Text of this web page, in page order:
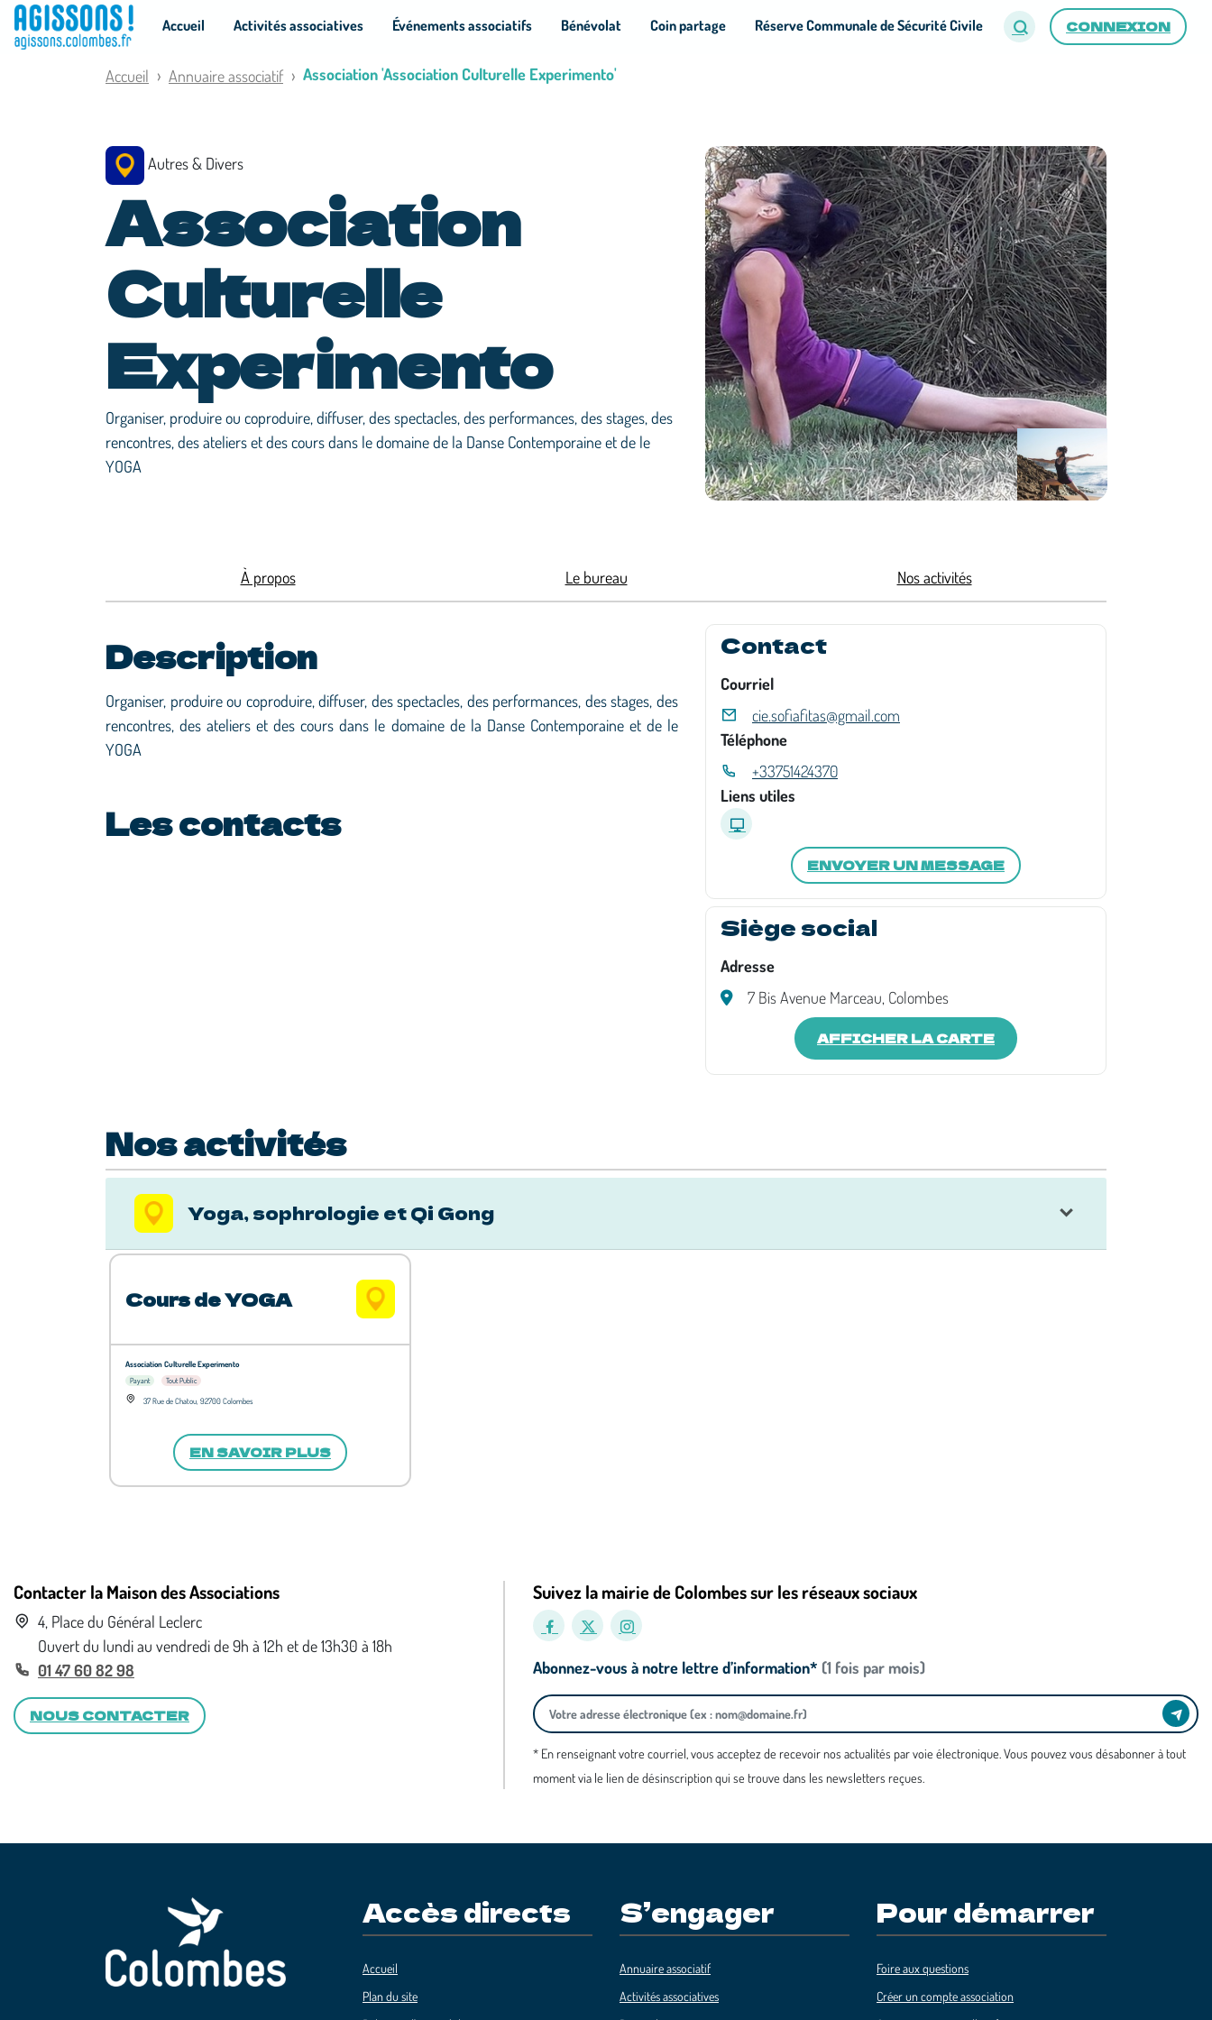
CONNEXION
Accueil Activités associatives Événements associatifs Bénévolat Coin partage Réserve Communale de Sécurité Civile
Accueil Annuaire associatif Association 'Association Culturelle Experimento'
Autres & Divers
Association
Culturelle
Experimento
Organiser, produire ou coproduire, diffuser, des spectacles, des performances, des stages, des
rencontres, des ateliers et des cours dans le domaine de la Danse Contemporaine et de le
YOGA
À propos Le bureau Nos activités
Description
Organiser, produire ou coproduire, diffuser, des spectacles, des performances, des stages, des
rencontres, des ateliers et des cours dans le domaine de la Danse Contemporaine et de le
YOGA
Les contacts
Contact
Courriel
cie.sofiafitas@gmail.com
Téléphone
+33751424370
Liens utiles
ENVOYER UN MESSAGE
Siège social
Adresse
7 Bis Avenue Marceau, Colombes
AFFICHER LA CARTE
Nos activités
Yoga, sophrologie et Qi Gong
Cours de YOGA
Association Culturelle Experimento
Payant
Tout Public
37 Rue de Chatou, 92700 Colombes
EN SAVOIR PLUS
Contacter la Maison des Associations
4, Place du Général Leclerc
Ouvert du lundi au vendredi de 9h à 12h et de 13h30 à 18h
01 47 60 82 98
NOUS CONTACTER
Suivez la mairie de Colombes sur les réseaux sociaux
Abonnez-vous à notre lettre d’information* (1 fois par mois)
* En renseignant votre courriel, vous acceptez de recevoir nos actualités par voie électronique. Vous pouvez vous désabonner à tout
moment via le lien de désinscription qui se trouve dans les newsletters reçues.
Accès directs
Accueil
Plan du site
S’engager
Annuaire associatif
Activités associatives
Pour démarrer
Foire aux questions
Créer un compte association
Panneau de gestion des cookies